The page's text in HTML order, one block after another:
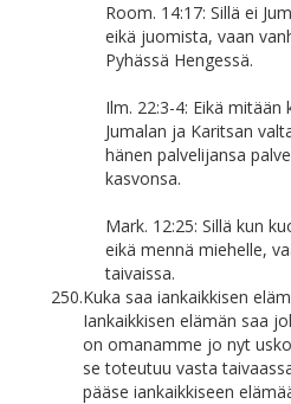
Room. 14:17: Sillä ei
eikä juomista, vaan
Pyhässä Hengessä.
Ilm. 22:3-4: Eikä mitään
Jumalan ja Karitsan
hänen palvelijansa
kasvonsa.
Mark. 12:25: Sillä kun
eikä mennä miehelle,
taivaissa.
250.Kuka saa iankaikkisen
Iankaikkisen elämän saa
on omanamme jo nyt
se toteutuu vasta
pääse iankaikkiseen